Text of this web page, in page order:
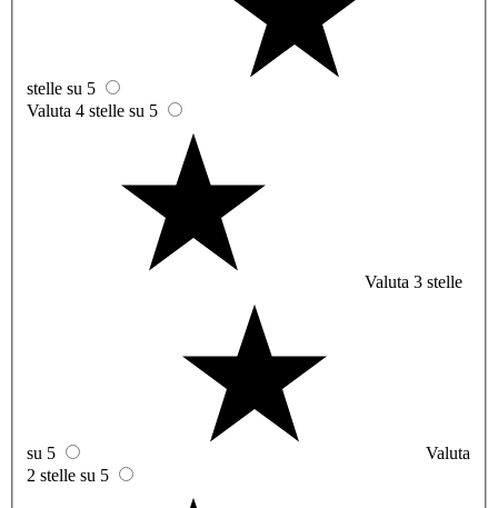
stelle su 5
Valuta 4 stelle su 5
Valuta 3 stelle
su 5
Valuta
2 stelle su 5